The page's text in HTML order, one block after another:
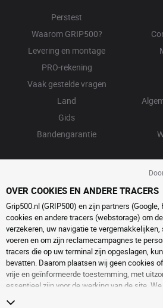
Perstest
Waarom GRIP500?
Levering en montage
PRO-rekening
Vaak gestelde vragen
Land
Gids
Bandengarantie
OVER COOKIES EN ANDERE TRACERS
Grip500.nl (GRIP500) en zijn partners
cookies en andere tracers (webstorage) om
verzekeren, uw navigatie te
voeren en om zijn reclamecampagnes te
tracers die op uw terminal zijn opgeslagen,
bevatten. Daarom plaatsen wij geen cookies
vrije en geïnformeerde toestemming, met
essentieel zijn voor de werking van de site.